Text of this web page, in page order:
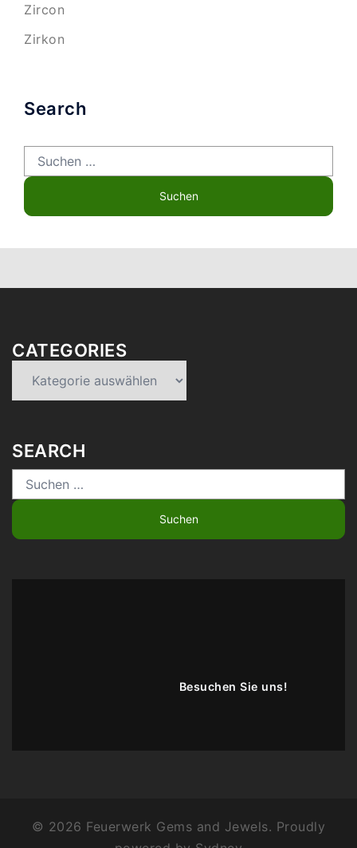
Zircon
Zirkon
Search
Suchen
nach:
CATEGORIES
SEARCH
Suchen
nach:
Besuchen Sie uns!
© 2026 Feuerwerk Gems and Jewels. Proudly